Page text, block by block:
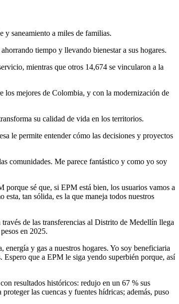
y saneamiento a miles de familias.
tiempo y llevando bienestar a sus hogares.
mientras que otros 14,674 se vincularon a la
los mejores de Colombia, y con la modernización de
su calidad de vida en los territorios.
le permite entender cómo las decisiones y proyectos
comunidades. Me parece fantástico y como yo soy
sé que, si EPM está bien, los usuarios vamos a
esta, tan sólida, es la que maneja todos nuestros
de las transferencias al Distrito de Medellín llega
en 2025.
y gas a nuestros hogares. Yo soy beneficiaria
Espero que a EPM le siga yendo superbién porque, así
resultados históricos: redujo en un 67 % sus
las cuencas y fuentes hídricas; además, puso